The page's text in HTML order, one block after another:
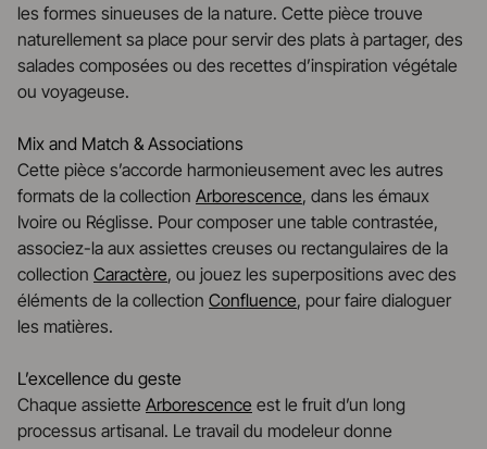
les formes sinueuses de la nature. Cette pièce trouve
naturellement sa place pour servir des plats à partager, des
salades composées ou des recettes d’inspiration végétale
ou voyageuse.
Mix and Match & Associations
Cette pièce s’accorde harmonieusement avec les autres
formats de la collection Arborescence, dans les émaux
Ivoire ou Réglisse. Pour composer une table contrastée,
associez-la aux assiettes creuses ou rectangulaires de la
collection Caractère, ou jouez les superpositions avec des
éléments de la collection Confluence, pour faire dialoguer
les matières.
L’excellence du geste
Chaque assiette Arborescence est le fruit d’un long
processus artisanal. Le travail du modeleur donne